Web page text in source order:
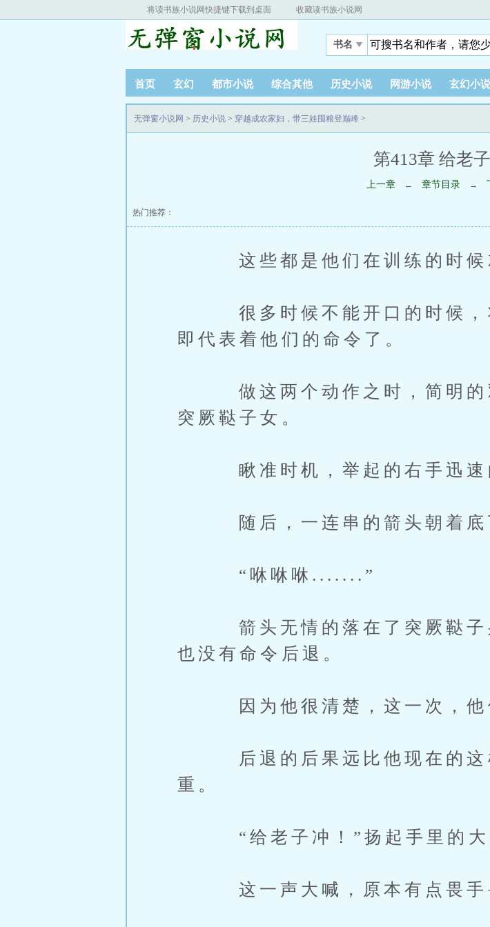
将读书族小说网快捷键下载到桌面 收藏读书族小说网
书名
首页 玄幻 都市小说 综合其他 历史小说 网游小说 玄幻小说
无弹窗小说网 > 历史小说 > 穿越成农家妇，带三娃囤粮登巅峰 >
第413章 给老
上一章 ← 章节目录 →
热门推荐：
这些都是他们在训练的时候就
很多时候不能开口的时候，将
即代表着他们的命令了。
做这两个动作之时，简明的
突厥鞑子女。
瞅准时机，举起的右手迅速
随后，一连串的箭头朝着底下
“咻咻咻.......”
箭头无情的落在了突厥鞑子
也没有命令后退。
因为他很清楚，这一次，他们
后退的后果远比他现在的这
重。
“给老子冲！”扬起手里的大
这一声大喊，原本有点畏手畏